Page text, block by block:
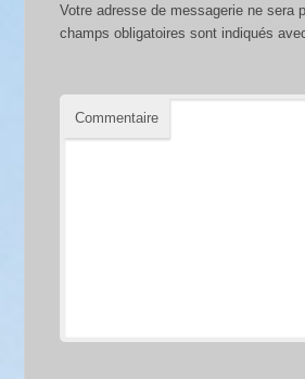
Votre adresse de messagerie ne sera
champs obligatoires sont indiqués
Commentaire